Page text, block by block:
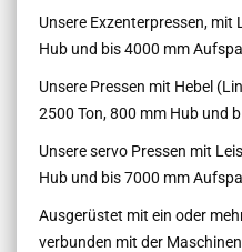
Unsere Exzenterpressen, mit
Hub und bis 4000 mm
Unsere Pressen mit Hebel
2500 Ton, 800 mm Hub und
Unsere servo Pressen mit
Hub und bis 7000 mm
Ausgerüstet mit ein oder
verbunden mit der